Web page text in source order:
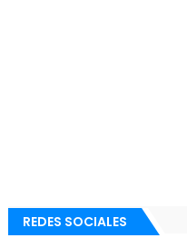
REDES SOCIALES